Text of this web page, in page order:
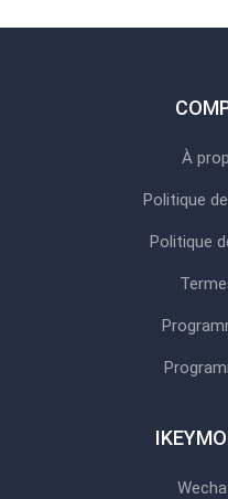
À
Politique
Politique